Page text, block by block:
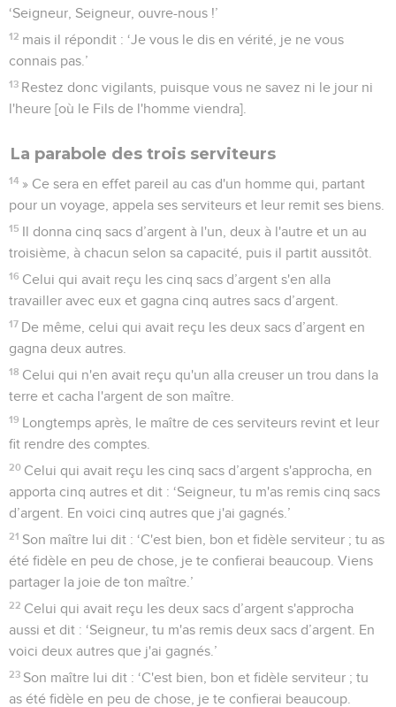
‘Seigneur, Seigneur, ouvre-nous !’
12 mais il répondit : ‘Je vous le dis en vérité, je ne vous
connais pas.’
13 Restez donc vigilants, puisque vous ne savez ni le jour ni
l'heure [où le Fils de l'homme viendra].
La parabole des trois serviteurs
14 » Ce sera en effet pareil au cas d'un homme qui, partant
pour un voyage, appela ses serviteurs et leur remit ses biens.
15 Il donna cinq sacs d’argent à l'un, deux à l'autre et un au
troisième, à chacun selon sa capacité, puis il partit aussitôt.
16 Celui qui avait reçu les cinq sacs d’argent s'en alla
travailler avec eux et gagna cinq autres sacs d’argent.
17 De même, celui qui avait reçu les deux sacs d’argent en
gagna deux autres.
18 Celui qui n'en avait reçu qu'un alla creuser un trou dans la
terre et cacha l'argent de son maître.
19 Longtemps après, le maître de ces serviteurs revint et leur
fit rendre des comptes.
20 Celui qui avait reçu les cinq sacs d’argent s'approcha, en
apporta cinq autres et dit : ‘Seigneur, tu m'as remis cinq sacs
d’argent. En voici cinq autres que j'ai gagnés.’
21 Son maître lui dit : ‘C'est bien, bon et fidèle serviteur ; tu as
été fidèle en peu de chose, je te confierai beaucoup. Viens
partager la joie de ton maître.’
22 Celui qui avait reçu les deux sacs d’argent s'approcha
aussi et dit : ‘Seigneur, tu m'as remis deux sacs d’argent. En
voici deux autres que j'ai gagnés.’
23 Son maître lui dit : ‘C'est bien, bon et fidèle serviteur ; tu
as été fidèle en peu de chose, je te confierai beaucoup.